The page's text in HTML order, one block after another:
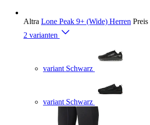
Altra Lone Peak 9+ (Wide) Herren Preis
2 varianten
variant Schwarz
variant Schwarz